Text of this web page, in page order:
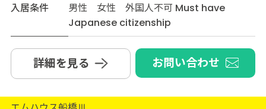
入居条件
男性 女性 外国人不可 Must have
Japanese citizenship
詳細を見る お問い合わせ